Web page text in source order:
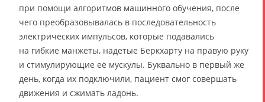
при помощи алгоритмов машинного обучения, после
чего преобразовывалась в последовательность
электрических импульсов, которые подавались
на гибкие манжеты, надетые Беркхарту на правую руку
и стимулирующие её мускулы. Буквально в первый же
день, когда их подключили, пациент смог совершать
движения и сжимать ладонь.